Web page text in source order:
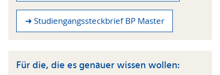
➜ Studiengangssteckbrief BP Master
Für die, die es genauer wissen wollen: